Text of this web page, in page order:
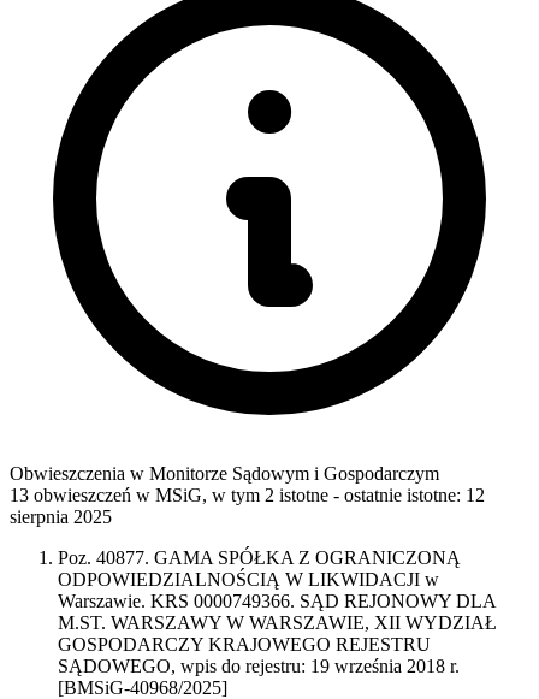
Obwieszczenia w Monitorze Sądowym i Gospodarczym
13 obwieszczeń w MSiG, w tym 2 istotne - ostatnie istotne: 12
sierpnia 2025
Poz. 40877. GAMA SPÓŁKA Z OGRANICZONĄ
ODPOWIEDZIALNOŚCIĄ W LIKWIDACJI w
Warszawie. KRS 0000749366. SĄD REJONOWY DLA
M.ST. WARSZAWY W WARSZAWIE, XII WYDZIAŁ
GOSPODARCZY KRAJOWEGO REJESTRU
SĄDOWEGO, wpis do rejestru: 19 września 2018 r.
[BMSiG-40968/2025]